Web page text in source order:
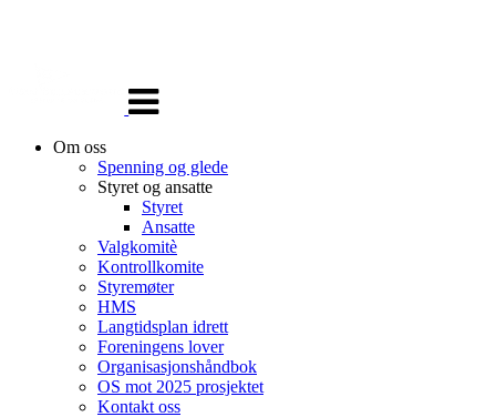
navigasjon
Om oss
Spenning og glede
Styret og ansatte
Styret
Ansatte
Valgkomitè
Kontrollkomite
Styremøter
HMS
Langtidsplan idrett
Foreningens lover
Organisasjonshåndbok
OS mot 2025 prosjektet
Kontakt oss